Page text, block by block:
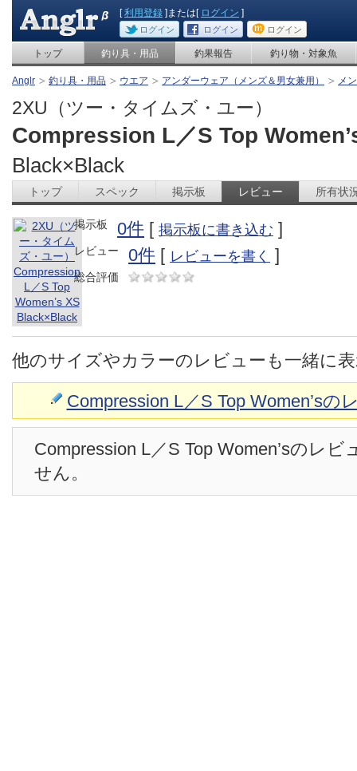
[利用登録 ]または[ ログイン ]
ログイン ログイン ログイン
トップ 釣り具・用品 釣果報告 釣り物・対象魚
Anglr 釣り具・用品 ウエア アンダーウェア（メンズ＆男女兼用） メ
2XU（ツー・タイムズ・ユー）
Compression L／S Top
Black×Black
トップ スペック 掲示板 レビュー 所有状
掲示板 0件 [ 掲示板に書き込む ]
レビュー 0件 [ レビューを書く ]
総合評価
他のサイズやカラーのレビューも一緒に
Compression L／S Top Women’sの
Compression L／S Top Women’sのレ
せん。